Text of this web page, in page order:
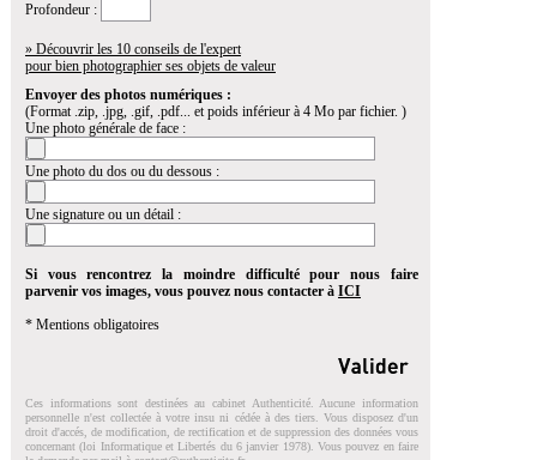
Profondeur :
» Découvrir les 10 conseils de l'expert
pour bien photographier ses objets de valeur
Envoyer des photos numériques :
(Format .zip, .jpg, .gif, .pdf... et poids inférieur à 4 Mo par fichier. )
Une photo générale de face :
Une photo du dos ou du dessous :
Une signature ou un détail :
Si vous rencontrez la moindre difficulté pour nous faire
parvenir vos images, vous pouvez nous contacter à ICI
* Mentions obligatoires
Ces informations sont destinées au cabinet Authenticité. Aucune information
personnelle n'est collectée à votre insu ni cédée à des tiers. Vous disposez d'un
droit d'accés, de modification, de rectification et de suppression des données vous
concernant (loi Informatique et Libertés du 6 janvier 1978). Vous pouvez en faire